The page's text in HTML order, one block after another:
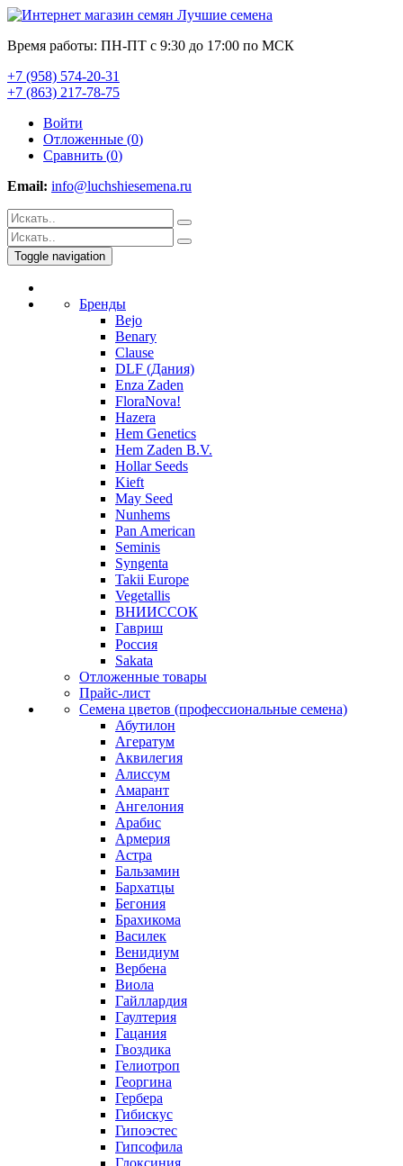
Время работы: ПН-ПТ с 9:30 до 17:00 по МСК
+7 (958) 574-20-31
+7 (863) 217-78-75
Войти
Отложенные (0)
Сравнить (0)
Email: info@luchshiesemena.ru
Toggle navigation
Бренды
Bejo
Benary
Clause
DLF (Дания)
Enza Zaden
FloraNova!
Hazera
Hem Genetics
Hem Zaden B.V.
Hollar Seeds
Kieft
May Seed
Nunhems
Pan American
Seminis
Syngenta
Takii Europe
Vegetallis
ВНИИССОК
Гавриш
Россия
Sakata
Отложенные товары
Прайс-лист
Семена цветов (профессиональные семена)
Абутилон
Агератум
Аквилегия
Алиссум
Амарант
Ангелония
Арабис
Армерия
Астра
Бальзамин
Бархатцы
Бегония
Брахикома
Василек
Венидиум
Вербена
Виола
Гайллардия
Гаултерия
Гацания
Гвоздика
Гелиотроп
Георгина
Гербера
Гибискус
Гипоэстес
Гипсофила
Глоксиния